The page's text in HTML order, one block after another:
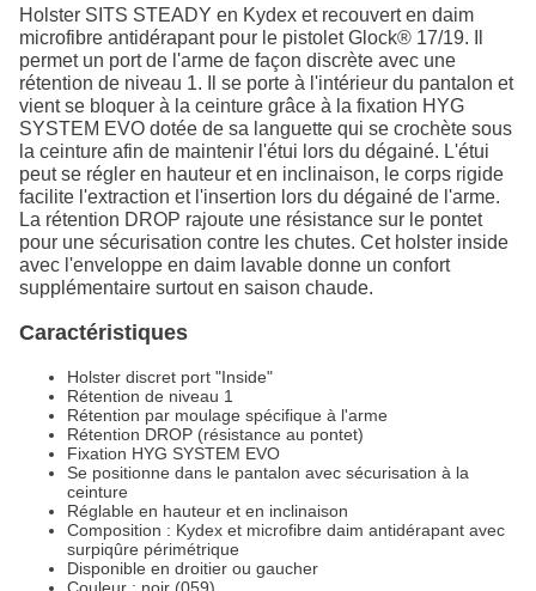
Holster SITS STEADY en Kydex et recouvert en daim
microfibre antidérapant pour le pistolet Glock® 17/19. Il
permet un port de l'arme de façon discrète avec une
rétention de niveau 1. Il se porte à l'intérieur du pantalon et
vient se bloquer à la ceinture grâce à la fixation HYG
SYSTEM EVO dotée de sa languette qui se crochète sous
la ceinture afin de maintenir l'étui lors du dégainé. L'étui
peut se régler en hauteur et en inclinaison, le corps rigide
facilite l'extraction et l'insertion lors du dégainé de l'arme.
La rétention DROP rajoute une résistance sur le pontet
pour une sécurisation contre les chutes. Cet holster inside
avec l'enveloppe en daim lavable donne un confort
supplémentaire surtout en saison chaude.
Caractéristiques
Holster discret port "Inside"
Rétention de niveau 1
Rétention par moulage spécifique à l'arme
Rétention DROP (résistance au pontet)
Fixation HYG SYSTEM EVO
Se positionne dans le pantalon avec sécurisation à la
ceinture
Réglable en hauteur et en inclinaison
Composition : Kydex et microfibre daim antidérapant avec
surpiqûre périmétrique
Disponible en droitier ou gaucher